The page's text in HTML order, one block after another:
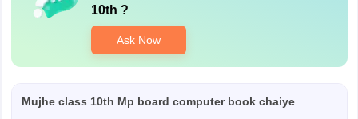
10th ?
Ask Now
Mujhe class 10th Mp board computer book chaiye